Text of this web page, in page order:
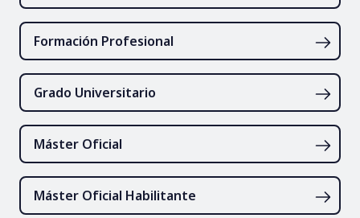
Formación Profesional
Grado Universitario
Máster Oficial
Máster Oficial Habilitante